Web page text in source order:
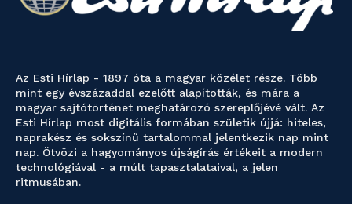
Az Esti Hírlap - 1897 óta a magyar közélet része. Több
mint egy évszázaddal ezelőtt alapították, és mára a
magyar sajtótörténet meghatározó szereplőjévé vált. Az
Esti Hírlap most digitális formában születik újjá: hiteles,
naprakész és sokszínű tartalommal jelentkezik nap mint
nap. Ötvözi a hagyományos újságírás értékeit a modern
technológiával - a múlt tapasztalataival, a jelen
ritmusában.